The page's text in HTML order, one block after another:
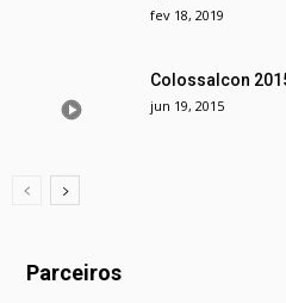
fev 18, 2019
Colossalcon
jun 19, 2015
Parceiros